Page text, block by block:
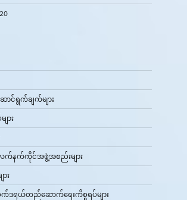
ဆောင်ရွက်ချက်များ
ား
လက်နက်ကိုင်အဖွဲ့အစည်းများ
း
ဒရယ်တည်ဆောက်‌ရေးကိစ္စရပ်များ